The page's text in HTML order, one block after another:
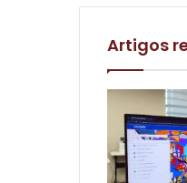
Artigos